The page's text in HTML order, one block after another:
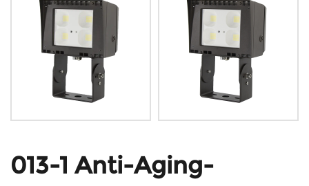
013-1 Anti-Aging-